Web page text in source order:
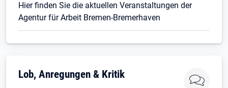
Hier finden Sie die aktuellen Veranstaltungen der
Agentur für Arbeit Bremen-Bremerhaven
Lob, Anregungen & Kritik